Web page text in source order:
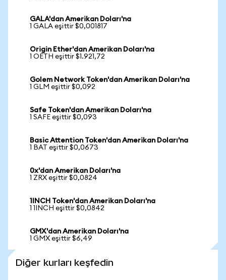
GALA'dan Amerikan Doları'na
1 GALA eşittir $0,001817
Origin Ether'dan Amerikan Doları'na
1 OETH eşittir $1.921,72
Golem Network Token'dan Amerikan Doları'na
1 GLM eşittir $0,092
Safe Token'dan Amerikan Doları'na
1 SAFE eşittir $0,093
Basic Attention Token'dan Amerikan Doları'na
1 BAT eşittir $0,0673
0x'dan Amerikan Doları'na
1 ZRX eşittir $0,0824
1INCH Token'dan Amerikan Doları'na
1 1INCH eşittir $0,0842
GMX'dan Amerikan Doları'na
1 GMX eşittir $6,49
Diğer kurları keşfedin